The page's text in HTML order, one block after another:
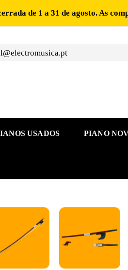
de 1 a 31 de agosto. As
USADOS PIANO